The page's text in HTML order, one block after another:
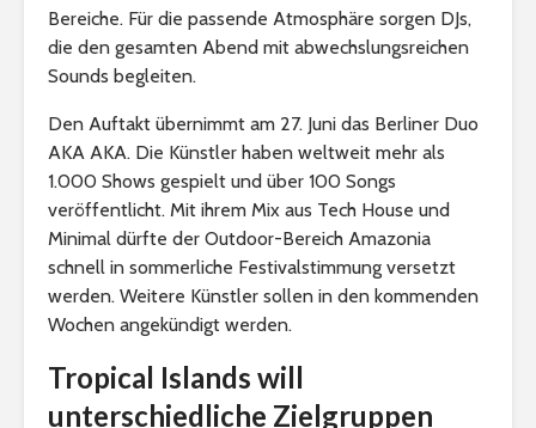
Bereiche. Für die passende Atmosphäre sorgen DJs,
die den gesamten Abend mit abwechslungsreichen
Sounds begleiten.
Den Auftakt übernimmt am 27. Juni das Berliner Duo
AKA AKA. Die Künstler haben weltweit mehr als
1.000 Shows gespielt und über 100 Songs
veröffentlicht. Mit ihrem Mix aus Tech House und
Minimal dürfte der Outdoor-Bereich Amazonia
schnell in sommerliche Festivalstimmung versetzt
werden. Weitere Künstler sollen in den kommenden
Wochen angekündigt werden.
Tropical Islands will
unterschiedliche Zielgruppen